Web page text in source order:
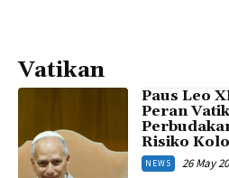
Vatikan
Paus Leo
Peran
Risiko
NEWS 26 May